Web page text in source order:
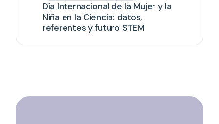
Día Internacional de la Mujer y la
Niña en la Ciencia: datos,
referentes y futuro STEM